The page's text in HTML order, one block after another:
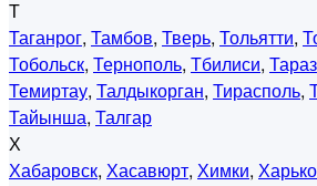
Т
Таганрог, Тамбов, Тверь, Тольятти,
Тобольск, Тернополь, Тбилиси, Тараз
Темиртау, Талдыкорган, Тирасполь,
Тайынша, Талгар
Х
Хабаровск, Хасавюрт, Химки,